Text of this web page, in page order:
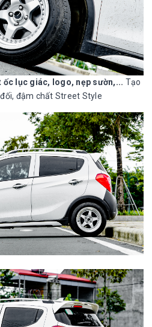
ốc lục giác, logo, nẹp sườn,... Tạo
đậm chất Street Style